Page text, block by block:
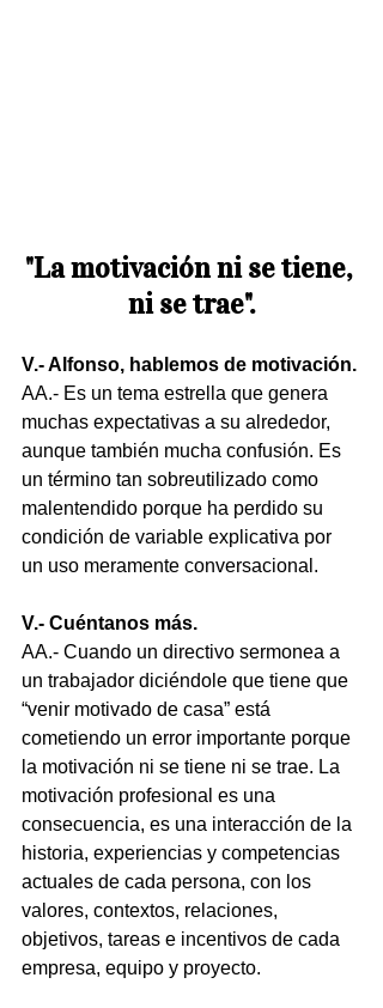
"La motivación ni se tiene,
ni se trae".
V.- Alfonso, hablemos de motivación.
AA.- Es un tema estrella que genera
muchas expectativas a su alrededor,
aunque también mucha confusión. Es
un término tan sobreutilizado como
malentendido porque ha perdido su
condición de variable explicativa por
un uso meramente conversacional.
V.- Cuéntanos más.
AA.- Cuando un directivo sermonea a
un trabajador diciéndole que tiene que
“venir motivado de casa” está
cometiendo un error importante porque
la motivación ni se tiene ni se trae. La
motivación profesional es una
consecuencia, es una interacción de la
historia, experiencias y competencias
actuales de cada persona, con los
valores, contextos, relaciones,
objetivos, tareas e incentivos de cada
empresa, equipo y proyecto.